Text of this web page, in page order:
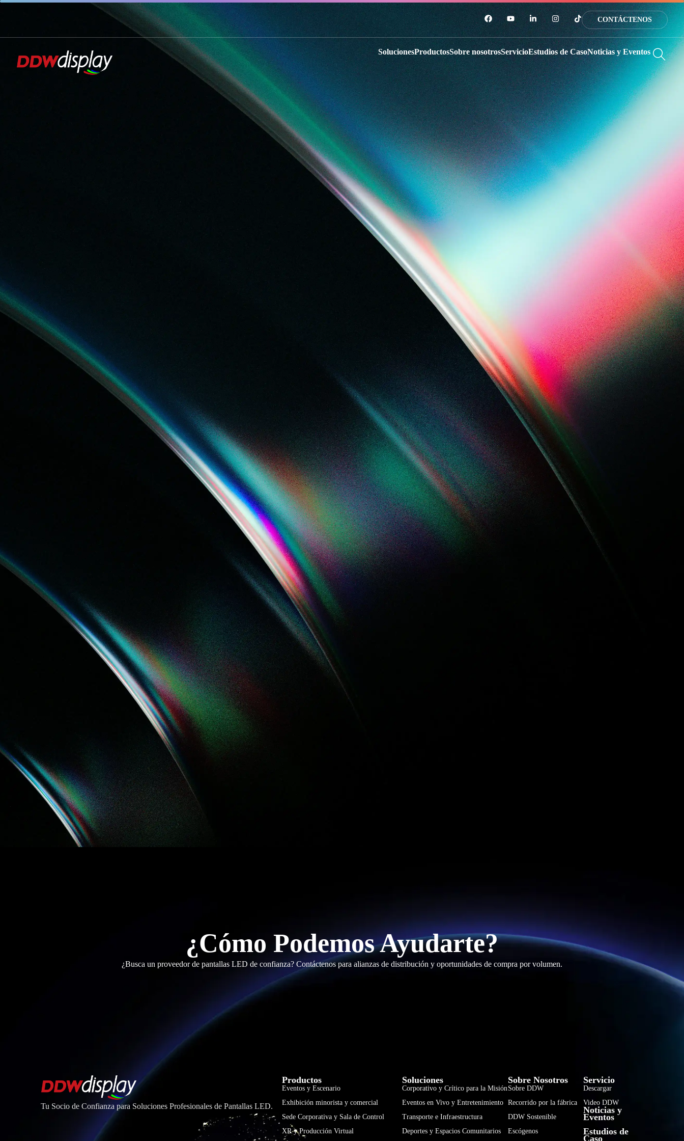
CONTÁCTENOS
SolucionesProductosSobre nosotrosServicioEstudios de CasoNoticias y Eventos
¿Cómo Podemos Ayudarte?
¿Busca un proveedor de pantallas LED de confianza? Contáctenos para alianzas de distribución y oportunidades de compra por volumen.
Tu Socio de Confianza para Soluciones Profesionales de Pantallas LED.
Productos
Eventos y Escenario
Exhibición minorista y comercial
Sede Corporativa y Sala de Control
XR y Producción Virtual
Soluciones
Corporativo y Crítico para la Misión
Eventos en Vivo y Entretenimiento
Transporte e Infraestructura
Deportes y Espacios Comunitarios
Sobre Nosotros
Sobre DDW
Recorrido por la fábrica
DDW Sostenible
Escógenos
Servicio
Descargar
Video DDW
Noticias y
Eventos
Estudios de
Caso
Tiếng Việt
한국어
हिन्दी